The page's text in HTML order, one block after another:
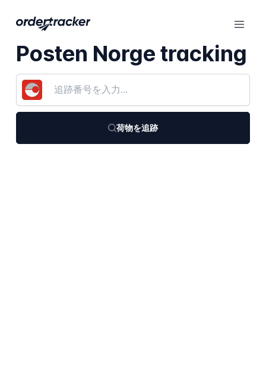
Posten Norge tracking
荷物を追跡